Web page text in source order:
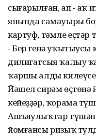
сығарылған, ап - аҡ
янында самауыры
картуф, тәмле еҫтәр
- Бер генә уҡытыусы
дилигатсыя ҡалыу
ҡаршы алды
Йәшел сирәм өҫтөнә
кейеҙҙәр, ҡорама
Ашъяулыҡтар
йомғансы ризыҡ